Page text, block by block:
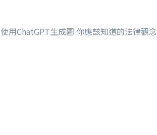
使用ChatGPT生成圖 你應該知道的法律觀念